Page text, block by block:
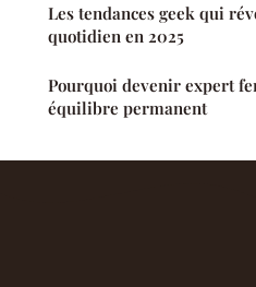
Les tendances geek qui
quotidien en 2025
Pourquoi devenir expert
équilibre permanent